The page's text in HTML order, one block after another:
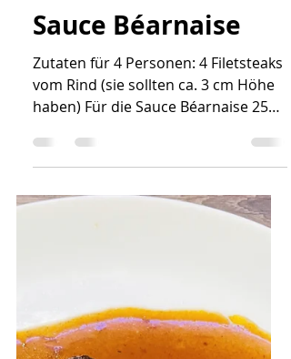
2 Min. Lesezeit
Rinderfilet mit
Sauce Béarnaise
Zutaten für 4 Personen: 4 Filetsteaks
vom Rind (sie sollten ca. 3 cm Höhe
gr. Butter 4 Eigelb 1 Esslöffel frischer
(oder getrockneter) Estragon 4
Filetsteaks: Die Steaks mind. 30
Minuten vor Zubereitung aus dem